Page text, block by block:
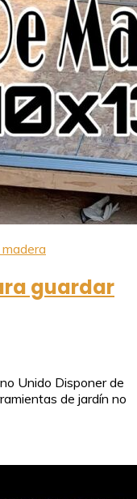
guardar
Unido Disponer de
de jardín no